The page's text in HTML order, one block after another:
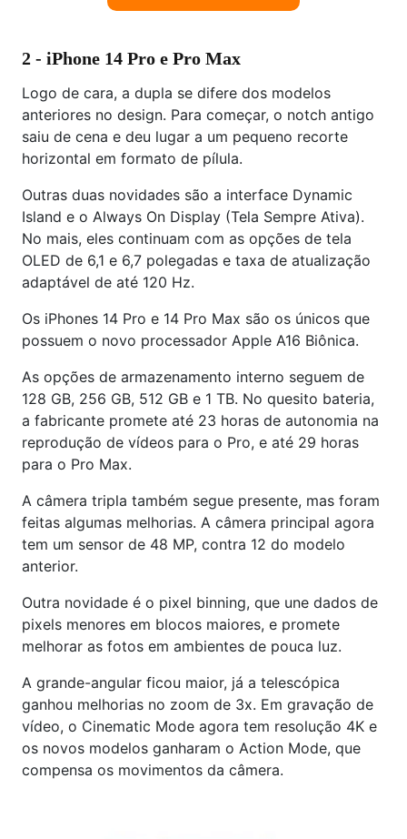
2 - iPhone 14 Pro e Pro Max
Logo de cara, a dupla se difere dos modelos
anteriores no design. Para começar, o notch antigo
saiu de cena e deu lugar a um pequeno recorte
horizontal em formato de pílula.
Outras duas novidades são a interface Dynamic
Island e o Always On Display (Tela Sempre Ativa).
No mais, eles continuam com as opções de tela
OLED de 6,1 e 6,7 polegadas e taxa de atualização
adaptável de até 120 Hz.
Os iPhones 14 Pro e 14 Pro Max são os únicos que
possuem o novo processador Apple A16 Biônica.
As opções de armazenamento interno seguem de
128 GB, 256 GB, 512 GB e 1 TB. No quesito bateria,
a fabricante promete até 23 horas de autonomia na
reprodução de vídeos para o Pro, e até 29 horas
para o Pro Max.
A câmera tripla também segue presente, mas foram
feitas algumas melhorias. A câmera principal agora
tem um sensor de 48 MP, contra 12 do modelo
anterior.
Outra novidade é o pixel binning, que une dados de
pixels menores em blocos maiores, e promete
melhorar as fotos em ambientes de pouca luz.
A grande-angular ficou maior, já a telescópica
ganhou melhorias no zoom de 3x. Em gravação de
vídeo, o Cinematic Mode agora tem resolução 4K e
os novos modelos ganharam o Action Mode, que
compensa os movimentos da câmera.